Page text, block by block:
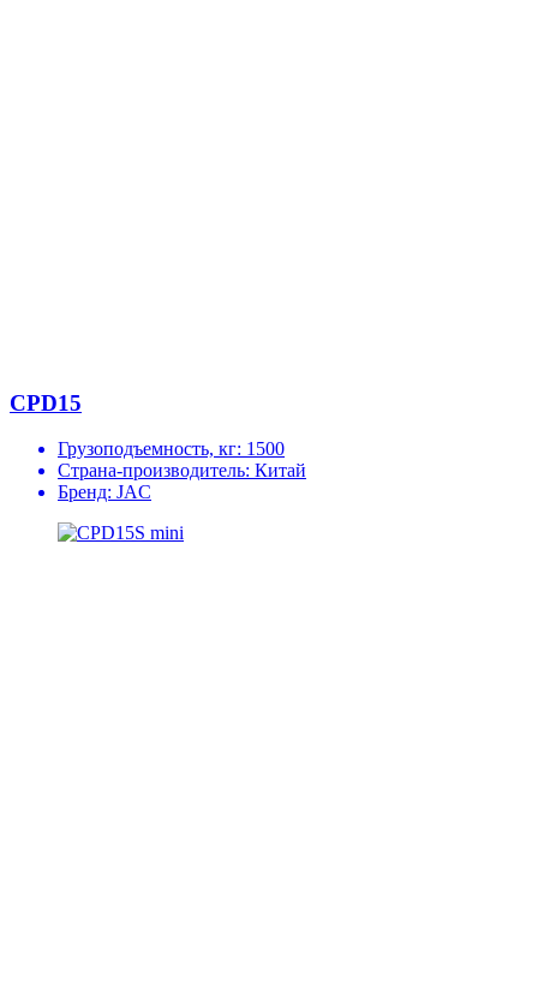
CPD15
Грузоподъемность, кг: 1500
Страна-производитель: Китай
Бренд: JAC